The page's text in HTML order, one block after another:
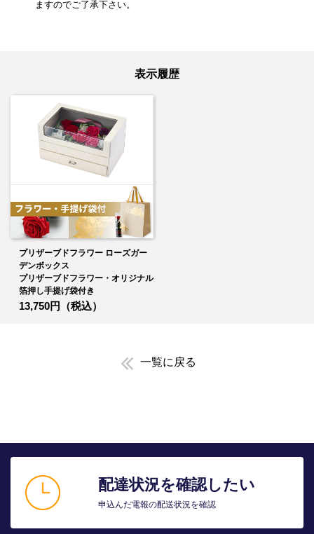
ますのでご了承下さい。
表示履歴
プリザーブドフラワー ローズガー
デンボックス
プリザーブドフラワー・オリジナル
箔押し手提げ袋付き
13,750円（税込）
一覧に戻る
配達状況を確認したい
申込んだ電報の配送状況を確認